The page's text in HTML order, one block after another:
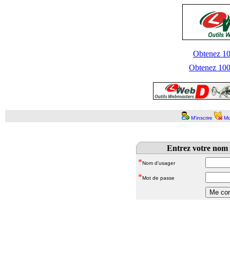
Obtenez
Obtenez
M'inscrire
Entrez votre nom
*Nom d'usager
*Mot de passe